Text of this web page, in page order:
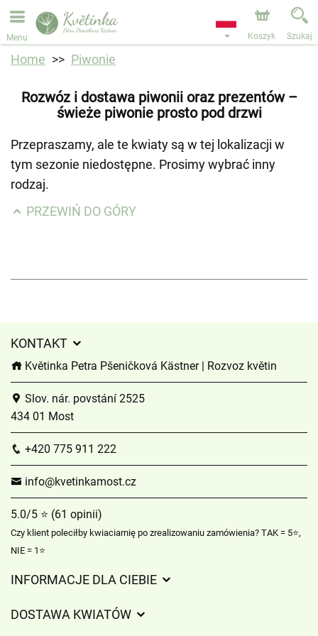
Przyjmujemy zamówienia za pośrednictwem naszego
sklepu internetowego. Najbliższy możliwy termin dostawy
to 11.08.2026 z powodu urlopu.
Menu Koszyk Szukaj
Home Piwonie
Rozwóz i dostawa piwonii oraz prezentów –
świeże piwonie prosto pod drzwi
Przepraszamy, ale te kwiaty są w tej lokalizacji w
tym sezonie niedostępne. Prosimy wybrać inny
rodzaj.
PRZEWIŃ DO GÓRY
KONTAKT
Květinka Petra Pšeničková Kästner | Rozvoz květin
Slov. nár. povstání 2525
434 01 Most
+420 775 911 222
info@kvetinkamost.cz
5.0/5 ⭐ (61 opinii)
Czy klient poleciłby kwiaciarnię po zrealizowaniu zamówienia? TAK = 5⭐,
NIE = 1⭐
INFORMACJE DLA CIEBIE
DOSTAWA KWIATÓW